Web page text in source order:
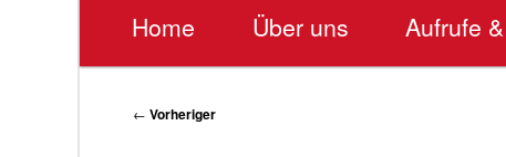
Home Über uns Aufrufe
Beitragsnavigation
← Vorheriger